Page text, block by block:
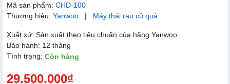
Mã sản phẩm: CHD-100
Thương hiệu: Yanwoo | Máy thái rau củ quả
Xuất xứ: Sản xuất theo tiêu chuẩn của hãng Yanwoo
Bảo hành: 12 tháng
Tình trạng: Còn hàng
29.500.000₫